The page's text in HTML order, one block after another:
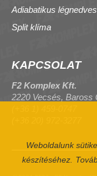
Weboldalunk
készítéséhez.
Adiabatikus
Split klíma
KAPCSOLAT
F2 Komplex Kft.
2220 Vecsés, Baross